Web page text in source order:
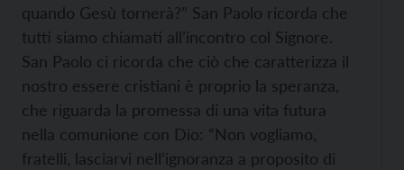
quando Gesù tornerà?” San Paolo ricorda che
tutti siamo chiamati all’incontro col Signore.
San Paolo ci ricorda che ciò che caratterizza il
nostro essere cristiani è proprio la speranza,
che riguarda la promessa di una vita futura
nella comunione con Dio: “Non vogliamo,
fratelli, lasciarvi nell’ignoranza a proposito di